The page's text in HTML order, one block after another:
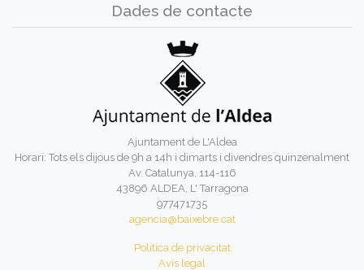
Dades de contacte
Ajuntament de L'Aldea
Horari: Tots els dijous de 9h a 14h i dimarts i divendres quinzenalment
Av. Catalunya, 114-116
43896 ALDEA, L' Tarragona
977471735
agencia@baixebre.cat
Política de privacitat
Avís legal